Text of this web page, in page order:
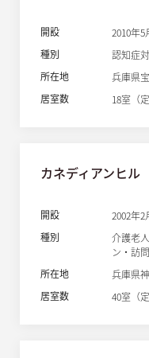
開設
2010年5
種別
認知症
所在地
兵庫県
居室数
18室（
カネディアンヒル
開設
2002年2
種別
介護老
ン・訪
所在地
兵庫県
居室数
40室（